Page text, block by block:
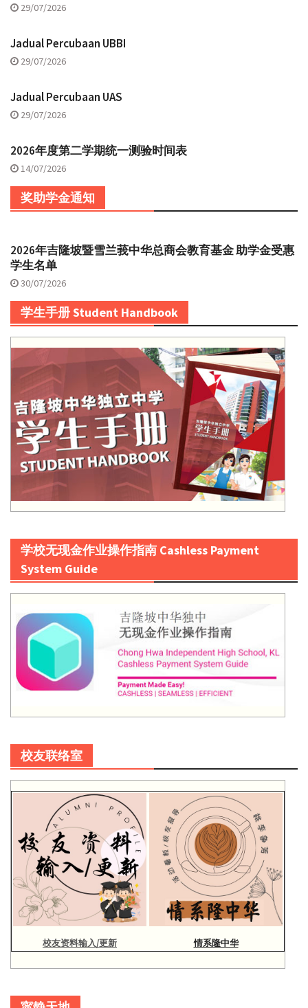
29/07/2026
Jadual Percubaan UBBI
29/07/2026
Jadual Percubaan UAS
29/07/2026
2026年度第二学期统一测验时间表
14/07/2026
奖助学金通知
2026年吉隆坡暨雪兰莪中华总商会教育基金 助学金受惠
学生名单
30/07/2026
学生手册 Student Handbook
学校无现金作业操作指南 Cashless Payment
System Guide
校友联络室
校友资料输入/更新 情系隆中华